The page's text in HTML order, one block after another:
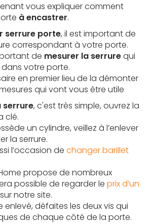
vous expliquer comment
à encastrer.
serrure porte, il est important de
correspondant à votre porte.
de mesurer la serrurequi
votre porte.
en premier lieu de la démonter
qui vont vous être utile
serrure, c'est très simple, ouvrez la
clé.
un cylindre, veillez à l’enlever
la serrure.
l’occasion de changer barillet
propose de nombreux
possible de regarder le prix d’un
sur notre site.
enlevé, défaites les deux vis qui
de chaque côté de la porte.